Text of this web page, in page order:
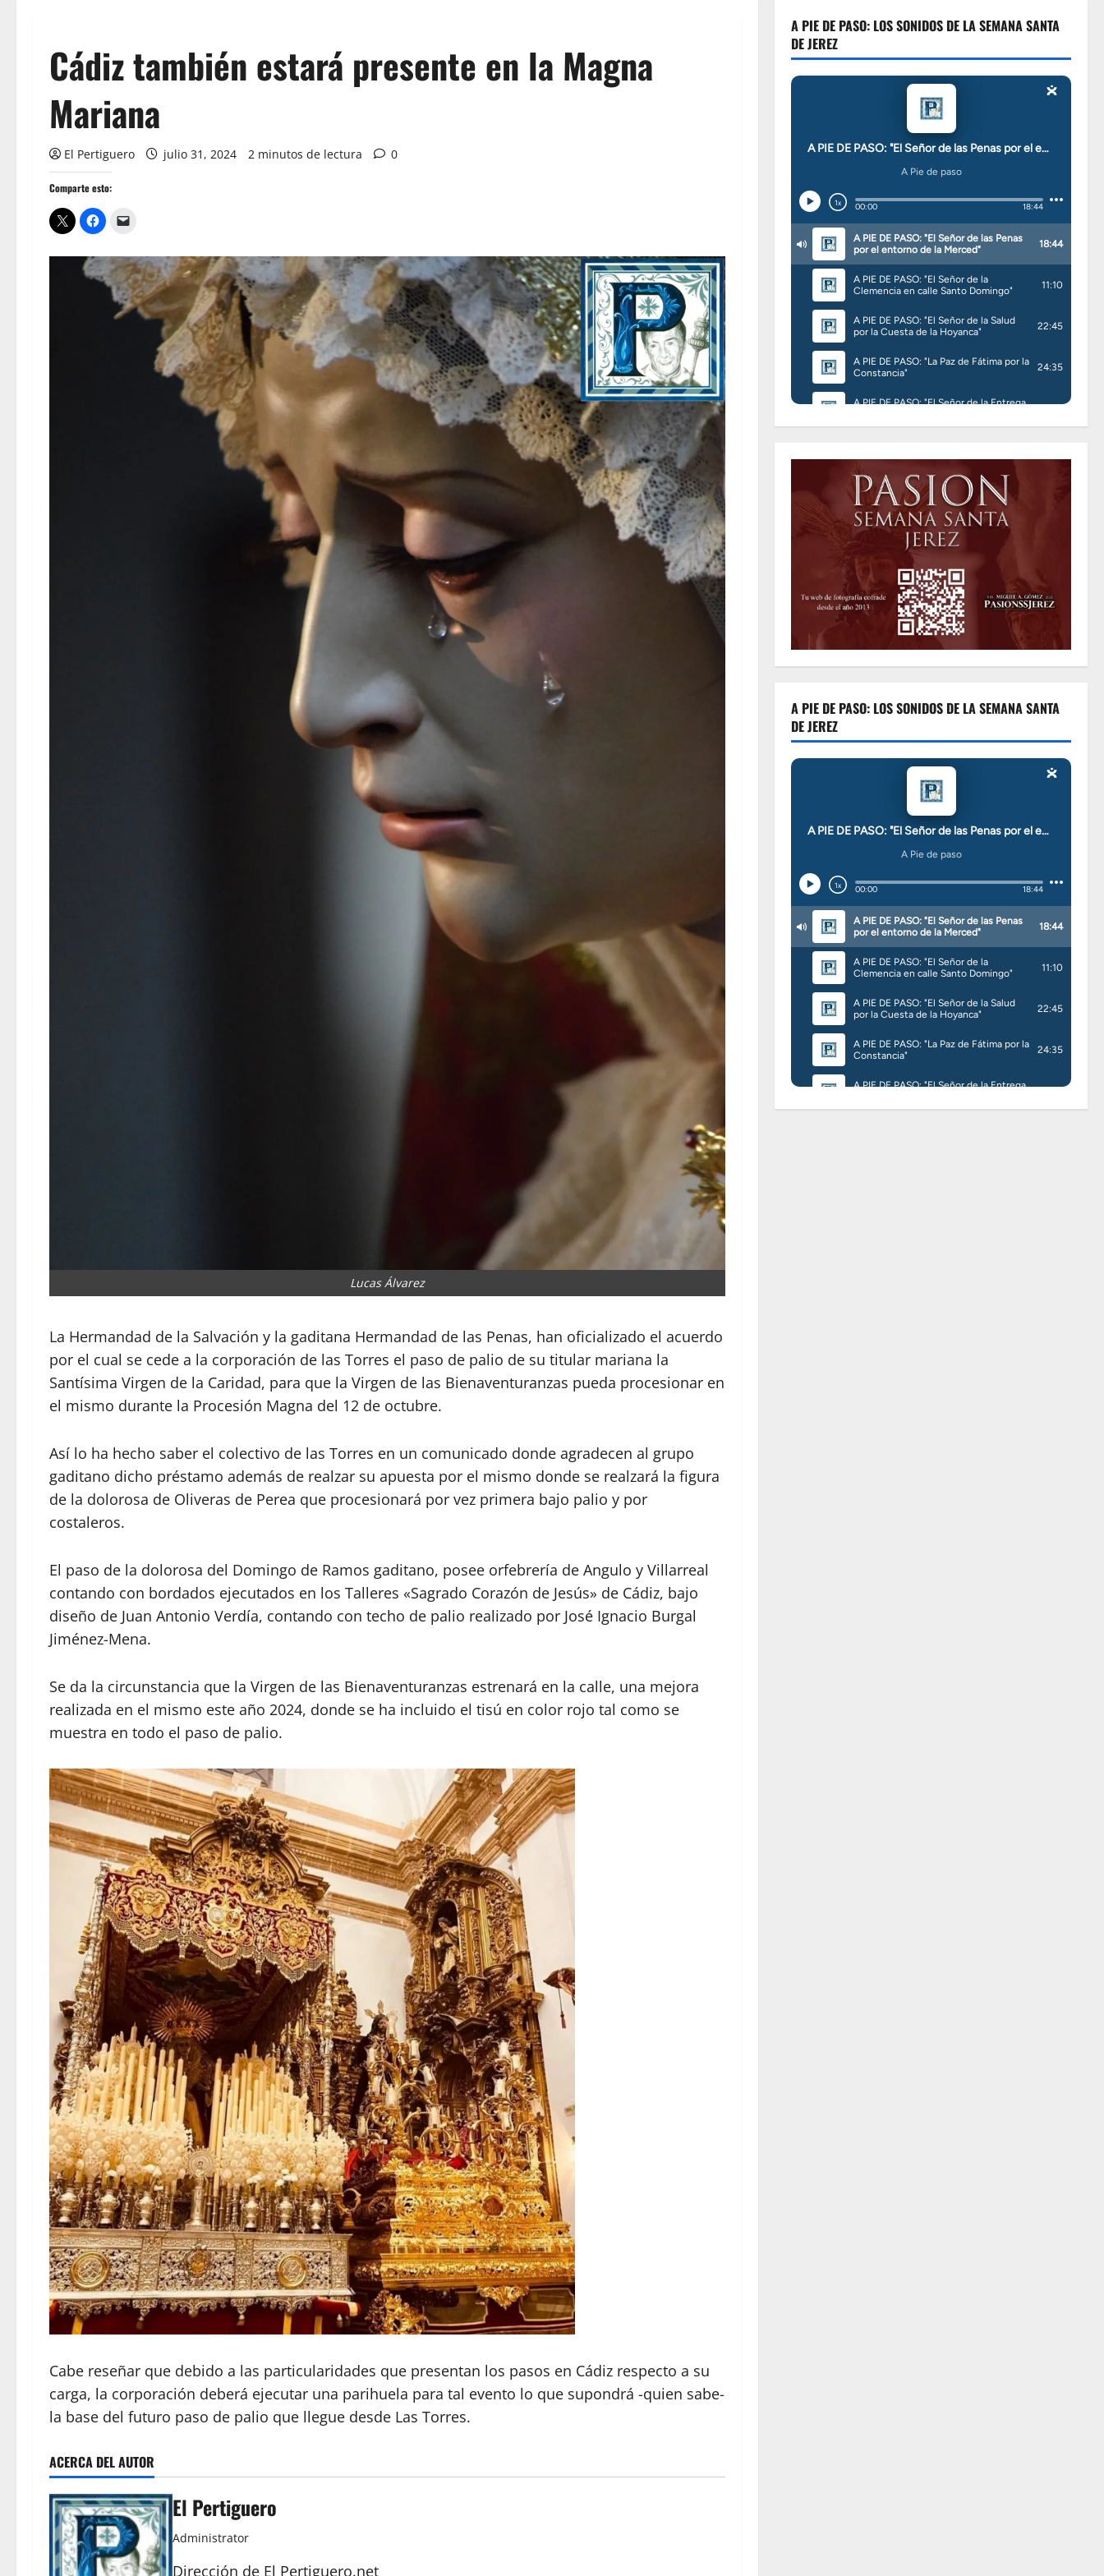
Cádiz también estará presente en la Magna
Mariana
El Pertiguero julio 31, 2024 2 minutos de lectura 0
Comparte esto:
Lucas Álvarez
La Hermandad de la Salvación y la gaditana Hermandad de las Penas, han oficializado el acuerdo
por el cual se cede a la corporación de las Torres el paso de palio de su titular mariana la
Santísima Virgen de la Caridad, para que la Virgen de las Bienaventuranzas pueda procesionar en
el mismo durante la Procesión Magna del 12 de octubre.
Así lo ha hecho saber el colectivo de las Torres en un comunicado donde agradecen al grupo
gaditano dicho préstamo además de realzar su apuesta por el mismo donde se realzará la figura
de la dolorosa de Oliveras de Perea que procesionará por vez primera bajo palio y por
costaleros.
El paso de la dolorosa del Domingo de Ramos gaditano, posee orfebrería de Angulo y Villarreal
contando con bordados ejecutados en los Talleres «Sagrado Corazón de Jesús» de Cádiz, bajo
diseño de Juan Antonio Verdía, contando con techo de palio realizado por José Ignacio Burgal
Jiménez-Mena.
Se da la circunstancia que la Virgen de las Bienaventuranzas estrenará en la calle, una mejora
realizada en el mismo este año 2024, donde se ha incluido el tisú en color rojo tal como se
muestra en todo el paso de palio.
Cabe reseñar que debido a las particularidades que presentan los pasos en Cádiz respecto a su
carga, la corporación deberá ejecutar una parihuela para tal evento lo que supondrá -quien sabe-
la base del futuro paso de palio que llegue desde Las Torres.
ACERCA DEL AUTOR
El Pertiguero
Administrator
Dirección de El Pertiguero.net
A PIE DE PASO: LOS SONIDOS DE LA SEMANA SANTA
DE JEREZ
A PIE DE PASO: LOS SONIDOS DE LA SEMANA SANTA
DE JEREZ